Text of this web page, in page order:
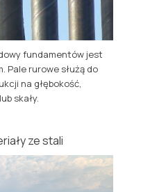
fundamentów jest
Pale rurowe służą do
na głębokość,
skały.
ze stali